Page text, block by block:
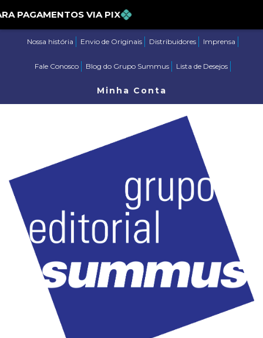
PARA PAGAMENTOS VIA PIX
Nossa história Envio de Originais Distribuidores Imprensa
Fale Conosco Blog do Grupo Summus Lista de Desejos
Minha Conta